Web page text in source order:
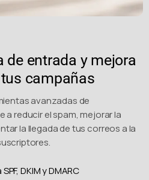
de entrada y mejora
campañas
avanzadas de
a reducir el spam, mejorar la
la llegada de tus correos a la
DKIM y DMARC